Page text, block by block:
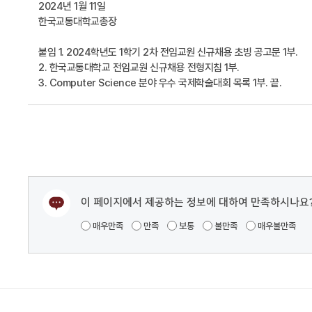
2024년 1월 11일
한국교통대학교총장
붙임 1. 2024학년도 1학기 2차 전임교원 신규채용 초빙 공고문 1부.
2. 한국교통대학교 전임교원 신규채용 전형지침 1부.
3. Computer Science 분야 우수 국제학술대회 목록 1부. 끝.
이 페이지에서 제공하는 정보에 대하여 만족하시나요
매우만족 만족 보통 불만족 매우불만족